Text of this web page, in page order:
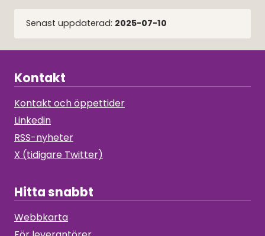
Senast uppdaterad: 2025-07-10
Kontakt
Kontakt och öppettider
Linkedin
RSS-nyheter
X (tidigare Twitter)
Hitta snabbt
Webbkarta